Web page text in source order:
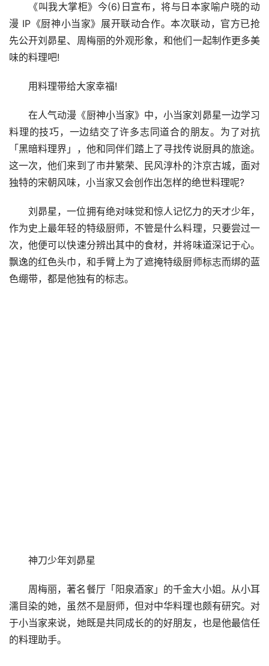
《叫我大掌柜》今(6)日宣布，将与日本家喻户晓的动
漫 IP《厨神小当家》展开联动合作。本次联动，官方已抢
先公开刘昴星、周梅丽的外观形象，和他们一起制作更多美
味的料理吧!
用料理带给大家幸福!
在人气动漫《厨神小当家》中，小当家刘昴星一边学习
料理的技巧，一边结交了许多志同道合的朋友。为了对抗
「黑暗料理界」，他和同伴们踏上了寻找传说厨具的旅途。
这一次，他们来到了市井繁荣、民风淳朴的汴京古城，面对
独特的宋朝风味，小当家又会创作出怎样的绝世料理呢?
刘昴星，一位拥有绝对味觉和惊人记忆力的天才少年，
作为史上最年轻的特级厨师，不管是什么料理，只要尝过一
次，他便可以快速分辨出其中的食材，并将味道深记于心。
飘逸的红色头巾，和手臂上为了遮掩特级厨师标志而绑的蓝
色绷带，都是他独有的标志。
神刀少年刘昴星
周梅丽，著名餐厅「阳泉酒家」的千金大小姐。从小耳
濡目染的她，虽然不是厨师，但对中华料理也颇有研究。对
于小当家来说，她既是共同成长的的好朋友，也是他最信任
的料理助手。